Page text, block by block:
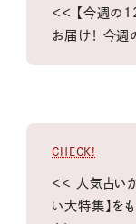
＜＜ 【今週の
お届け！ 今週
CHECK!
＜＜ 人気占い
い大特集】を